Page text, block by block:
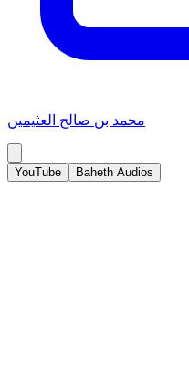
محمد بن صالح العثيمين
YouTube Baheth Audios